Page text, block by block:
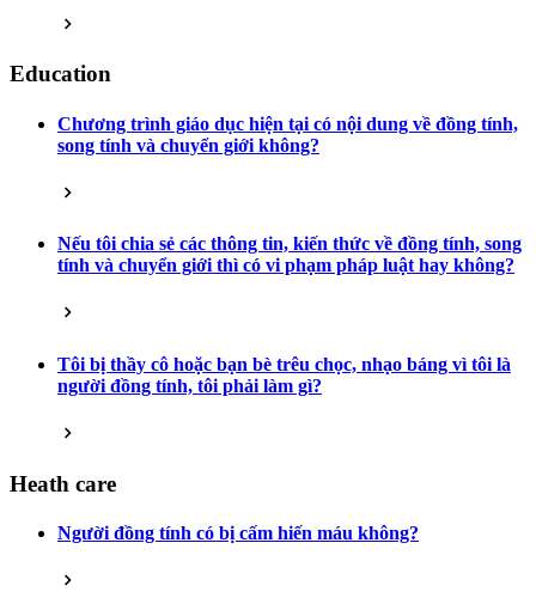
Education
Chương trình giáo dục hiện tại có nội dung về đồng tính,
song tính và chuyển giới không?
Nếu tôi chia sẻ các thông tin, kiến thức về đồng tính, song
tính và chuyển giới thì có vi phạm pháp luật hay không?
Tôi bị thầy cô hoặc bạn bè trêu chọc, nhạo báng vì tôi là
người đồng tính, tôi phải làm gì?
Heath care
Người đồng tính có bị cấm hiến máu không?